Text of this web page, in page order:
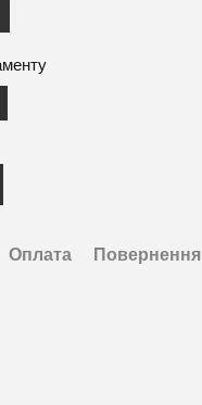
Оплата Повернення